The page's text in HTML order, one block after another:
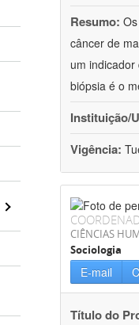
Resumo:
câncer de
um
biópsia é o
Instituição/
Vigência:
CIÊNCIAS
Sociologia
E-mail
Título do